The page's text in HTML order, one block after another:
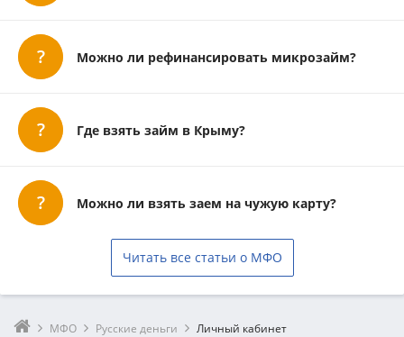
Можно ли рефинансировать микрозайм?
Где взять займ в Крыму?
Можно ли взять заем на чужую карту?
Читать все статьи о МФО
МФО Русские деньги Личный кабинет